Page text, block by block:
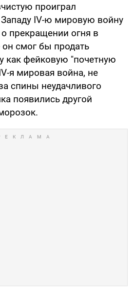
проиграл
IV-ю мировую войну
прекращении огня в
он смог бы продать
как фейковую "почетную
я мировая война, не
спины неудачливого
появились другой